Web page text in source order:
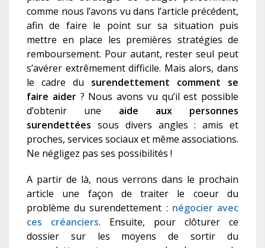
comme nous l’avons vu dans l’article précédent,
afin de faire le point sur sa situation puis
mettre en place les premières stratégies de
remboursement. Pour autant, rester seul peut
s’avérer extrêmement difficile. Mais alors, dans
le cadre du surendettement comment se
faire aider? Nous avons vu qu’il est possible
d’obtenir une aide aux personnes
surendettées sous divers angles : amis et
proches, services sociaux et même associations.
Ne négligez pas ses possibilités !
A partir de là, nous verrons dans le prochain
article une façon de traiter le coeur du
problème du surendettement : négocier avec
ces créanciers. Ensuite, pour clôturer ce
dossier sur les moyens de sortir du